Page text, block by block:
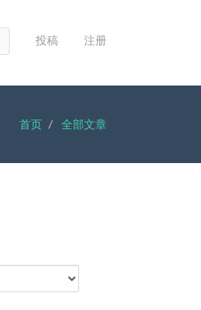
投稿 注册
首页 全部文章